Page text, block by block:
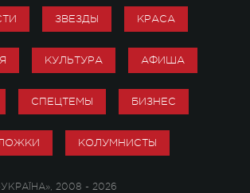
ЗВЕЗДЫ КРАСА
КУЛЬТУРА АФИША
СПЕЦТЕМЫ БИЗНЕС
КОЛУМНИСТЫ
2008 - 2026